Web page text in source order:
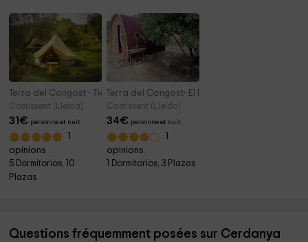
Terra del Congost - Tienda Glamping
Castissent (Lleida)
31€ personne et nuit
opinions
5 Dormitorios, 10
Plazas
Terra del Congost- El Pod
Castissent (Lleida)
34€ personne et nuit
opinions
1 Dormitorios, 3 Plazas
Questions fréquemment posées sur Cerdanya